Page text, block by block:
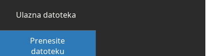
Ulazna datoteka
Prenesite
datoteku